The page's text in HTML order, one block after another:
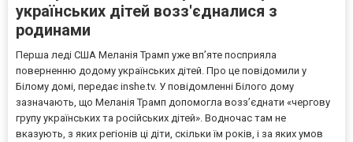
українських дітей возз'єдналися з
родинами
Перша леді США Меланія Трамп уже впʼяте посприяла
поверненню додому українських дітей. Про це повідомили у
Білому домі, передає inshe.tv. У повідомленні Білого дому
зазначають, що Меланія Трамп допомогла возз’єднати «чергову
групу українських та російських дітей». Водночас там не
вказують, з яких регіонів ці діти, скільки їм років, і за яких умов